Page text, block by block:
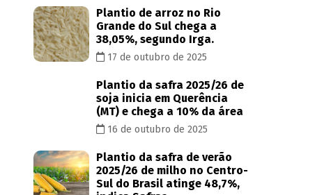
Plantio de arroz no Rio
Grande do Sul chega a
38,05%, segundo Irga.
17 de outubro de 2025
Plantio da safra 2025/26 de
soja inicia em Querência
(MT) e chega a 10% da área
16 de outubro de 2025
Plantio da safra de verão
2025/26 de milho no Centro-
Sul do Brasil atinge 48,7%,